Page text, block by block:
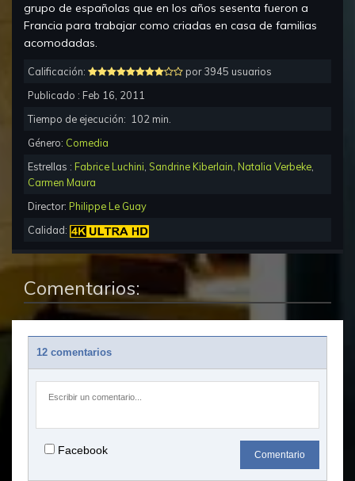
grupo de españolas que en los años sesenta fueron a
Francia para trabajar como criadas en casa de familias
acomodadas.
Calificación:
por 3945 usuarios
Publicado : Feb 16, 2011
Tiempo de ejecución: 102 min.
Género: Comedia
Estrellas : Fabrice Luchini Sandrine Kiberlain Natalia Verbeke
Carmen Maura
Director: Philippe Le Guay
Calidad:
Comentarios:
12 comentarios
Facebook Comentario